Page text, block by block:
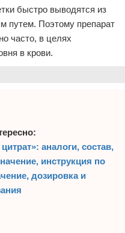
быстро выводятся из
путем. Поэтому препарат
часто, в целях
в крови.
аналоги, состав,
инструкция по
дозировка и